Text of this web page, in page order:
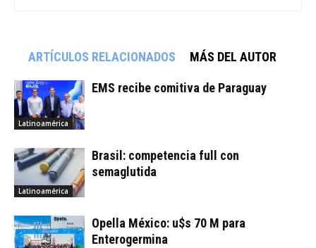
ARTÍCULOS RELACIONADOS MÁS DEL AUTOR
Latinoamérica
EMS recibe comitiva de Paraguay
Latinoamérica
Brasil: competencia full con
semaglutida
Opella México: u$s 70 M para
Enterogermina